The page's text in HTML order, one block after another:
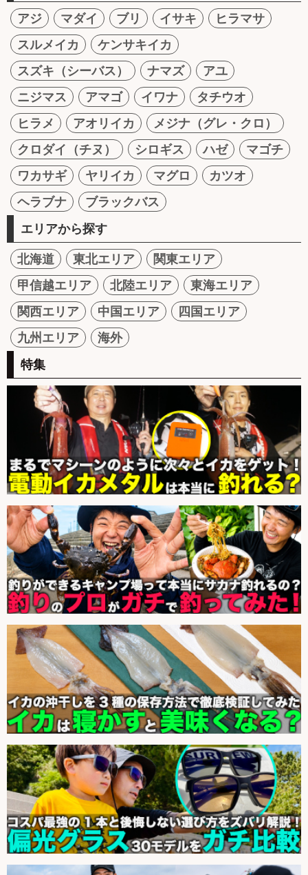
アジ マダイ ブリ イサキ
ヒラマサ
スルメイカ
ケンサキイカ
スズキ（シーバス）
ナマズ
アユ
ニジマス
アマゴ イワナ
タチウオ
ヒラメ
アオリイカ
メジナ（グレ・クロ）
クロダイ（チヌ）
シロギス ハゼ
マゴチ
ワカサギ
ヤリイカ マグロ
カツオ
ヘラブナ
ブラックバス
エリアから探す
北海道 東北エリア
関東エリア
甲信越エリア
北陸エリア
東海エリア
関西エリア
中国エリア
四国エリア
九州エリア
海外
特集